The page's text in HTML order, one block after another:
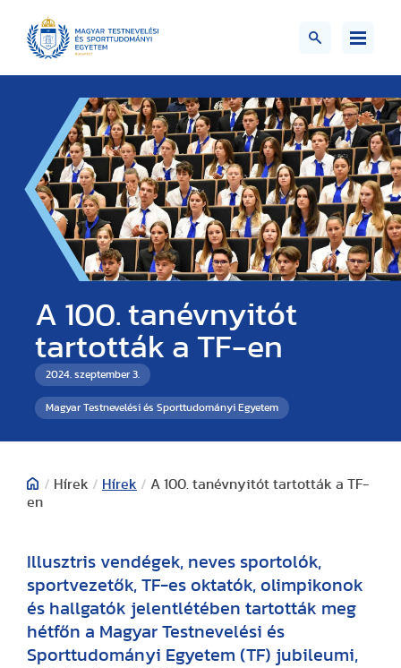
A 100. tanévnyitót
tartották a TF-en
2024. szeptember 3.
Magyar Testnevelési és Sporttudományi Egyetem
/ Hírek / Hírek / A 100. tanévnyitót tartották a TF-
en
Illusztris vendégek, neves sportolók,
sportvezetők, TF-es oktatók, olimpikonok
és hallgatók jelentlétében tartották meg
hétfőn a Magyar Testnevelési és
Sporttudományi Egyetem (TF) jubileumi,